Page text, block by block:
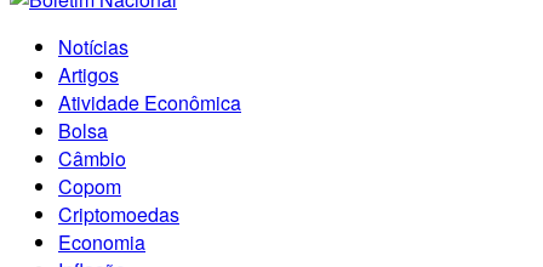
Notícias
Artigos
Atividade Econômica
Bolsa
Câmbio
Copom
Criptomoedas
Economia